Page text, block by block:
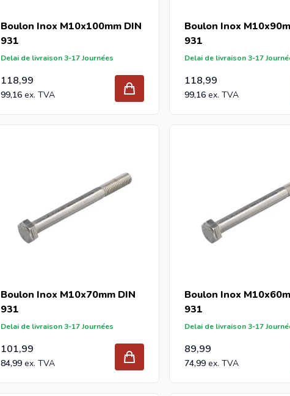
Boulon Inox M10x100mm DIN
931
Delai de livraison 3-17 Journées
118,99
99,16
Boulon Inox
931
Delai de livraison 3-17
118,99
99,16
Boulon Inox M10x70mm DIN
931
Delai de livraison 3-17 Journées
101,99
84,99
Boulon Inox
931
Delai de livraison 3-17
89,99
74,99